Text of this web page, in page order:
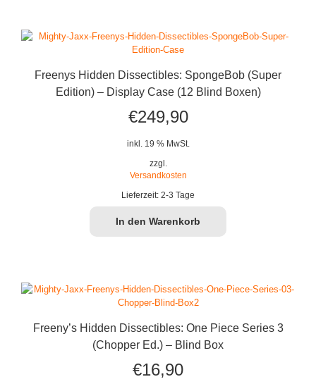
Freenys Hidden Dissectibles: SpongeBob (Super
Edition) – Display Case (12 Blind Boxen)
€249,90
inkl. 19 % MwSt.
zzgl.
Versandkosten
Lieferzeit: 2-3 Tage
In den Warenkorb
Freeny’s Hidden Dissectibles: One Piece Series 3
(Chopper Ed.) – Blind Box
€16,90